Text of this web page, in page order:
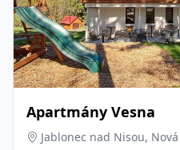
Apartmány Vesna
Jablonec nad Nisou,